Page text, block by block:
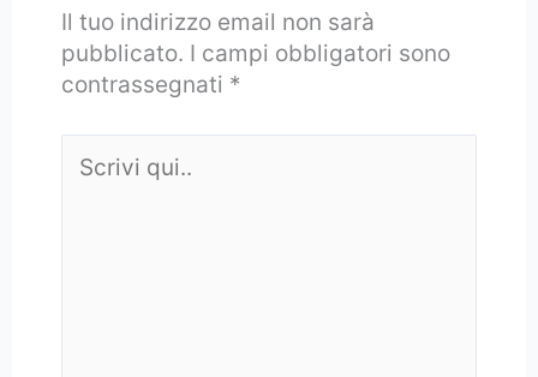
Il tuo indirizzo email non sarà
pubblicato. I campi obbligatori sono
contrassegnati *
qui..